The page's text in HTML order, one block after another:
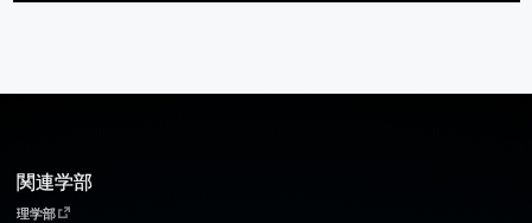
関連学部
理学部